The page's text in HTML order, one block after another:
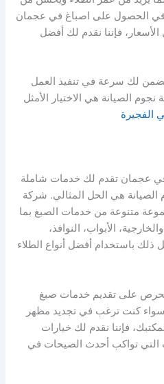
في الحصول على اصباغ في عجمان
فإننا نقدم لك أفضل
لك سرعة في تنفيذ العمل
الصيانة هي الاختيار الأمثل
الفجيرة
عجمان تقدم لك خدمات شاملة
الصيانة هي الحل المثالي. شركة
متنوعة من خدمات الصبغ بما
الأبواب، النوافذ،
ذلك باستخدام أفضل أنواع الطلاء
على تقديم خدمات صبغ
كنت ترغب في تجديد مظهر
فإننا نقدم لك خيارات
التي تواكب أحدث الصيحات في